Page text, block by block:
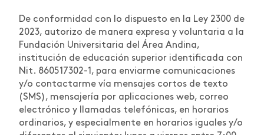
De conformidad con lo dispuesto en la Ley 2300 de
2023, autorizo de manera expresa y voluntaria a la
Fundación Universitaria del Área Andina,
institución de educación superior identificada con
Nit. 860517302-1, para enviarme comunicaciones
y/o contactarme vía mensajes cortos de texto
(SMS), mensajería por aplicaciones web, correo
electrónico y llamadas telefónicas, en horarios
ordinarios, y especialmente en horarios iguales y/o